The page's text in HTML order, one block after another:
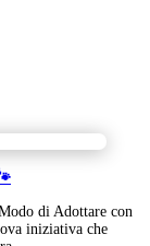
di Adottare con
iniziativa che